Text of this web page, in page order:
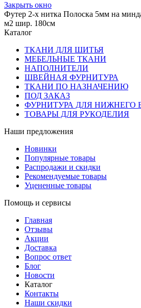
Закрыть окно
Футер 2-х нитка Полоска 5мм на
м2 шир. 180см
Каталог
ТКАНИ ДЛЯ ШИТЬЯ
МЕБЕЛЬНЫЕ ТКАНИ
НАПОЛНИТЕЛИ
ШВЕЙНАЯ ФУРНИТУРА
ТКАНИ ПО НАЗНАЧЕНИЮ
ПОД ЗАКАЗ
ФУРНИТУРА ДЛЯ НИЖНЕГО
ТОВАРЫ ДЛЯ РУКОДЕЛИЯ
Наши предложения
Новинки
Популярные товары
Распродажи и скидки
Рекомендуемые товары
Уцененные товары
Помощь и сервисы
Главная
Отзывы
Акции
Доставка
Вопрос ответ
Блог
Новости
Каталог
Контакты
Наши скидки